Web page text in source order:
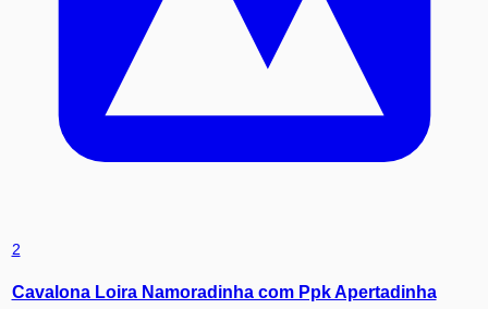
2
Cavalona Loira Namoradinha com Ppk Apertadinha